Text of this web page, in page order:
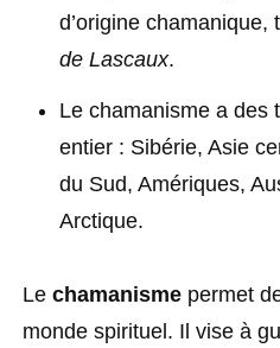
d’origine chamanique,
de Lascaux.
Le chamanisme a des
entier : Sibérie, Asie
du Sud, Amériques,
Arctique.
Le chamanisme permet
monde spirituel. Il vise à